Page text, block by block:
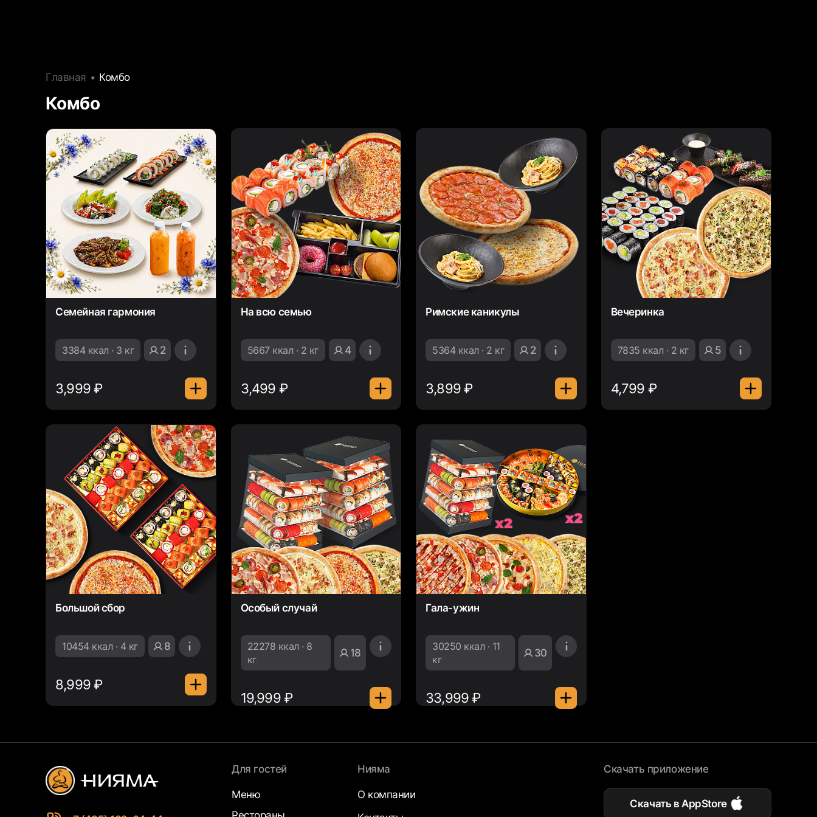
Главная Комбо
Комбо
Семейная гармония
3384 ккал · 3 кг 2
3,999 ₽
На всю семью
5667 ккал · 2 кг 4
3,499 ₽
Римские каникулы
5364 ккал · 2 кг 2
3,899 ₽
Вечеринка
7835 ккал · 2 кг 5
4,799 ₽
Большой сбор
10454 ккал · 4 кг 8
8,999 ₽
Особый случай
22278 ккал · 8
кг
18
19,999 ₽
Гала-ужин
30250 ккал · 11
кг
30
33,999 ₽
Скачать приложение
Скачать в AppStore
Для гостей
Меню
Нияма
О компании